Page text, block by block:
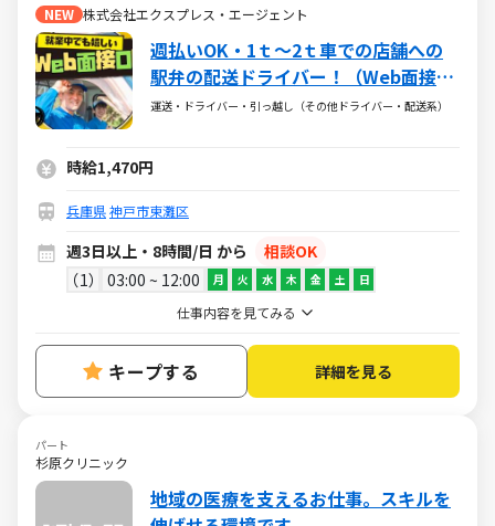
NEW 株式会社エクスプレス・エージェント
週払いOK・1ｔ～2ｔ車での店舗への
駅弁の配送ドライバー！（Web面接
OK・WワークもOK）
運送・ドライバー・引っ越し（その他ドライバー・配送系）
時給1,470円
兵庫県神戸市東灘区
週3日以上・8時間/日 から
相談OK
1
03:00 ~ 12:00 月 火 水 木 金 土 日
仕事内容を見てみる
キープする 詳細を見る
パート
杉原クリニック
地域の医療を支えるお仕事。スキルを